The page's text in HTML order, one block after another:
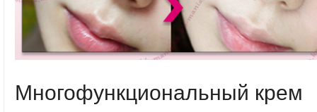
Многофункциональный крем